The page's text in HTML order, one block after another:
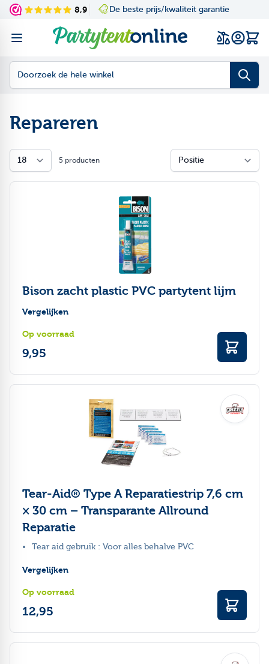
Ga naar de inhoud8,9 Navigating through
Press to skip the
De beste prijs/kwaliteit garantie
Repareren
5 producten
Bison zacht plastic PVC partytent lijm
Vergelijken
Op voorraad
9,95
Tear-Aid® Type A Reparatiestrip 7,6 cm
× 30 cm – Transparante Allround
Reparatie
Tear aid gebruik : Voor alles behalve PVC
Vergelijken
Op voorraad
12,95